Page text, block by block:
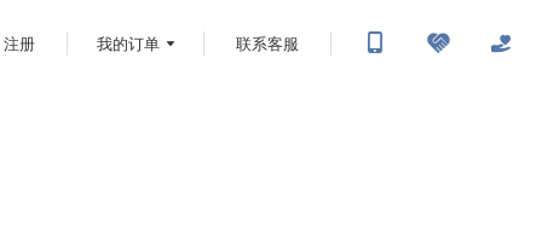
注册 我的订单 联系客服